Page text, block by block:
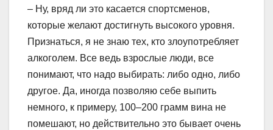
– Ну, вряд ли это касается спортсменов,
которые желают достигнуть высокого уровня.
Признаться, я не знаю тех, кто злоупотребляет
алкоголем. Все ведь взрослые люди, все
понимают, что надо выбирать: либо одно, либо
другое. Да, иногда позволяю себе выпить
немного, к примеру, 100–200 грамм вина не
помешают, но действительно это бывает очень